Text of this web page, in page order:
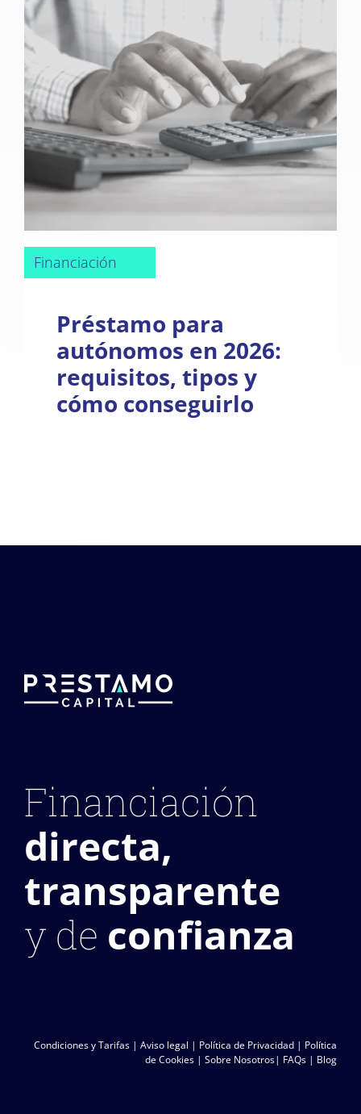
Financiación
Préstamo para
autónomos en 2026:
requisitos, tipos y
cómo conseguirlo
Financiación
directa,
transparente
y de confianza
Condiciones y Tarifas |Aviso legal | Política de Privacidad | Política
de Cookies |Sobre Nosotros| FAQs | Blog